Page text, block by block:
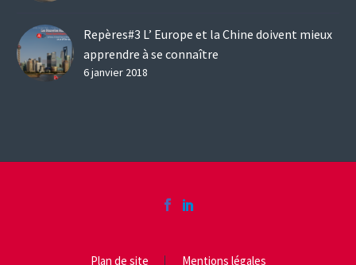
Repères#3 L’ Europe et la Chine doivent mieux
apprendre à se connaître
6 janvier 2018
Plan de site
Mentions légales